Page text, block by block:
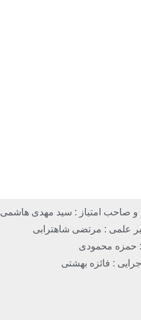
و صاحب امتیاز : سید مهدی هاشمی
علمی : مرتضی شاهترابی
: حمزه محمودی
: فائزه بهشتی